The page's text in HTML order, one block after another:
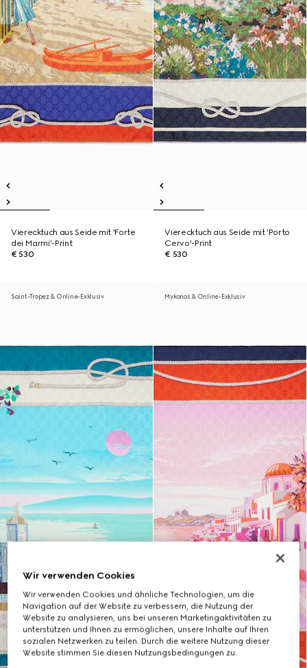
Vierecktuch aus Seide mit 'Forte
dei Marmi'-Print
€ 530
Vierecktuch aus Seide mit 'Porto
Cervo'-Print
€ 530
Saint-Tropez & Online-Exklusiv Mykonos & Online-Exklusiv
Wir verwenden Cookies
Wir verwenden Cookies und ähnliche Technologien, um die
Navigation auf der Website zu verbessern, die Nutzung der
Website zu analysieren, uns bei unseren Marketingaktivitäten zu
unterstützen und Ihnen zu ermöglichen, unsere Inhalte auf Ihren
sozialen Netzwerken zu teilen. Durch die weitere Nutzung dieser
Website stimmen Sie diesen Nutzungsbedingungen zu.